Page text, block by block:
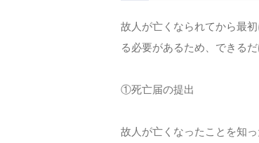
故人が亡くなられてから最
る必要があるため、できる
①死亡届の提出
故人が亡くなったことを知